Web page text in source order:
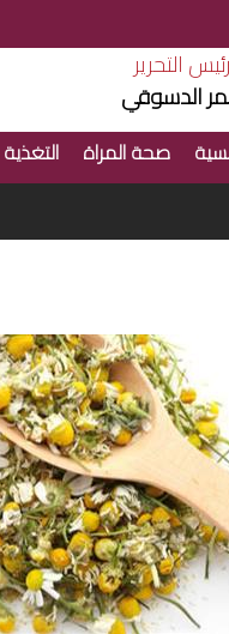
التحرير
الدسوقي
صحة المراة التغذية